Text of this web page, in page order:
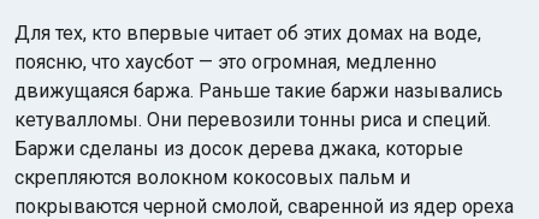
Для тех, кто впервые читает об этих домах на воде,
поясню, что хаусбот — это огромная, медленно
движущаяся баржа. Раньше такие баржи назывались
кетувалломы. Они перевозили тонны риса и специй.
Баржи сделаны из досок дерева джака, которые
скрепляются волокном кокосовых пальм и
покрываются черной смолой, сваренной из ядер ореха